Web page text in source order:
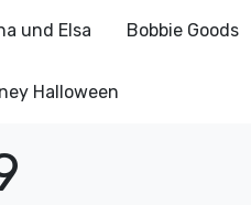
und Elsa Bobbie Goods
Halloween